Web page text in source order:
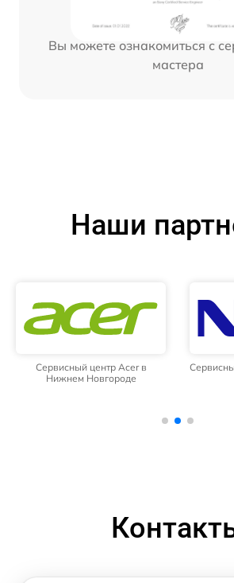
Вы можете ознакомиться с
мастера
Наши
Сервисный центр Acer в
Нижнем Новгороде